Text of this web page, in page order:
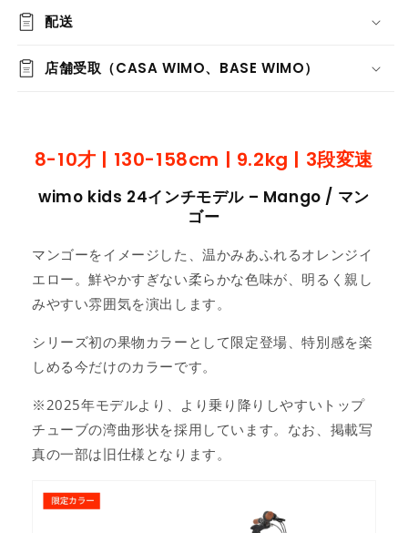
配送
店舗受取（CASA WIMO、BASE WIMO）
8-10才 | 130-158cm | 9.2kg | 3段変速
wimo kids 24インチモデル – Mango / マン
ゴー
マンゴーをイメージした、温かみあふれるオレンジイ
エロー。鮮やかすぎない柔らかな色味が、明るく親し
みやすい雰囲気を演出します。
シリーズ初の果物カラーとして限定登場、特別感を楽
しめる今だけのカラーです。
※2025年モデルより、より乗り降りしやすいトップ
チューブの湾曲形状を採用しています。なお、掲載写
真の一部は旧仕様となります。